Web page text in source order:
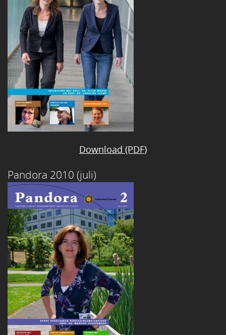
Download (PDF)
Pandora 2010 (juli)